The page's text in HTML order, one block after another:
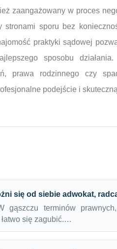
zaangażowany w proces
sporu bez
praktyki sądowej
sposobu
prawa rodzinnego czy
podejście i
się od siebie adwokat,
gąszczu terminów
się zagubić.…